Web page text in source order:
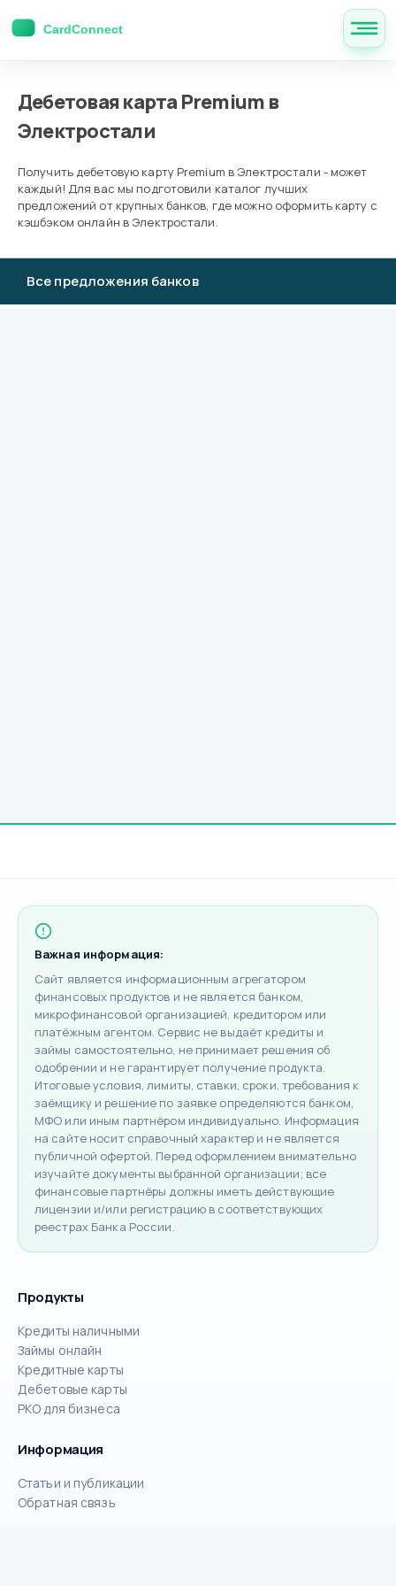
Дебетовая карта Premium в
Электростали
Получить дебетовую карту Premium в Электростали - может
каждый! Для вас мы подготовили каталог лучших
предложений от крупных банков, где можно оформить карту с
кэшбэком онлайн в Электростали.
Все предложения банков
Важная информация:
Сайт является информационным агрегатором
финансовых продуктов и не является банком,
микрофинансовой организацией, кредитором или
платёжным агентом. Сервис не выдаёт кредиты и
займы самостоятельно, не принимает решения об
одобрении и не гарантирует получение продукта.
Итоговые условия, лимиты, ставки, сроки, требования к
заёмщику и решение по заявке определяются банком,
МФО или иным партнёром индивидуально. Информация
на сайте носит справочный характер и не является
публичной офертой. Перед оформлением внимательно
изучайте документы выбранной организации; все
финансовые партнёры должны иметь действующие
лицензии и/или регистрацию в соответствующих
реестрах Банка России.
Продукты
Кредиты наличными
Займы онлайн
Кредитные карты
Дебетовые карты
РКО для бизнеса
Информация
Статьи и публикации
Обратная связь